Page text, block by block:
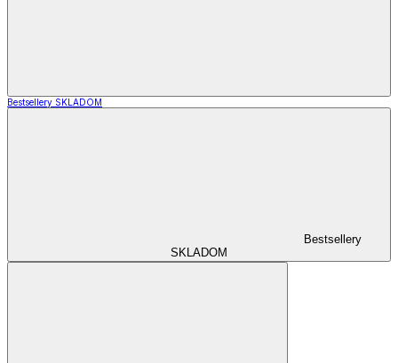
Bestsellery SKLADOM
Bestsellery
SKLADOM